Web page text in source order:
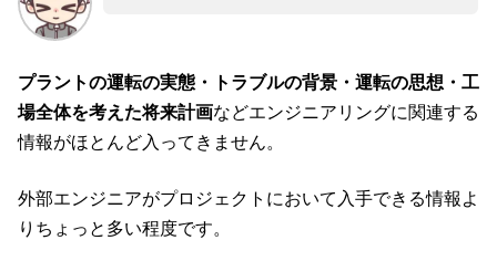
プラントの運転の実態・トラブルの背景・運転の思想・工
場全体を考えた将来計画などエンジニアリングに関連する
情報がほとんど入ってきません。
外部エンジニアがプロジェクトにおいて入手できる情報よ
りちょっと多い程度です。